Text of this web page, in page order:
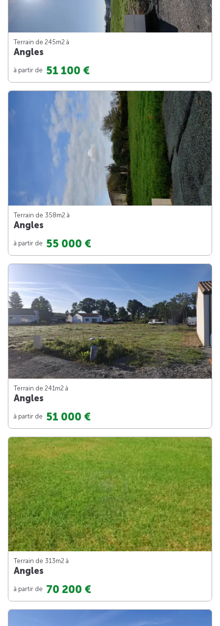
Terrain de 245m2 à
Angles
à partir de 51 100 €
Terrain de 358m2 à
Angles
à partir de 55 000 €
Terrain de 241m2 à
Angles
à partir de 51 000 €
Terrain de 313m2 à
Angles
à partir de 70 200 €